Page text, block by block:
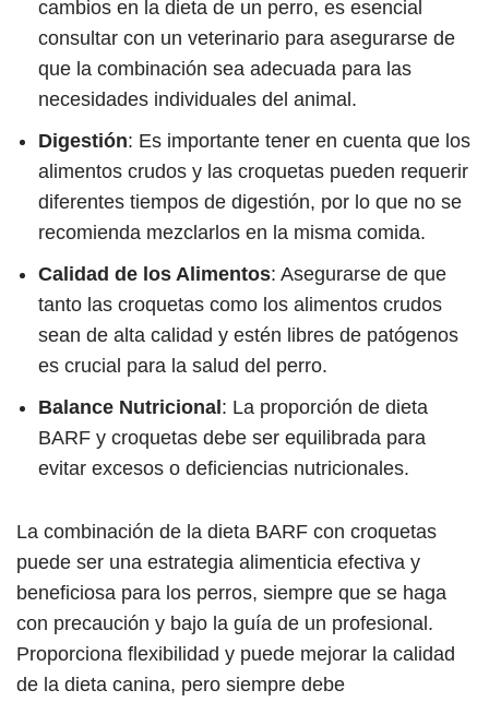
cambios en la dieta de un perro, es esencial
consultar con un veterinario para asegurarse de
que la combinación sea adecuada para las
necesidades individuales del animal.
Digestión: Es importante tener en cuenta que los
alimentos crudos y las croquetas pueden requerir
diferentes tiempos de digestión, por lo que no se
recomienda mezclarlos en la misma comida.
Calidad de los Alimentos: Asegurarse de que
tanto las croquetas como los alimentos crudos
sean de alta calidad y estén libres de patógenos
es crucial para la salud del perro.
Balance Nutricional: La proporción de dieta
BARF y croquetas debe ser equilibrada para
evitar excesos o deficiencias nutricionales.
La combinación de la dieta BARF con croquetas
puede ser una estrategia alimenticia efectiva y
beneficiosa para los perros, siempre que se haga
con precaución y bajo la guía de un profesional.
Proporciona flexibilidad y puede mejorar la calidad
de la dieta canina, pero siempre debe